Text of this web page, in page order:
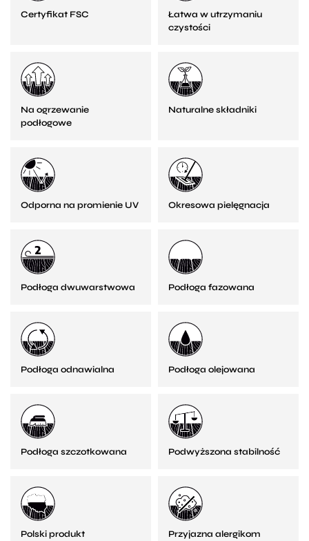
Certyfikat FSC
Łatwa w utrzymaniu
czystości
Na ogrzewanie
podłogowe
Naturalne składniki
Odporna na promienie UV Okresowa pielęgnacja
Podłoga dwuwarstwowa Podłoga fazowana
Podłoga odnawialna Podłoga olejowana
Podłoga szczotkowana Podwyższona stabilność
Polski produkt Przyjazna alergikom